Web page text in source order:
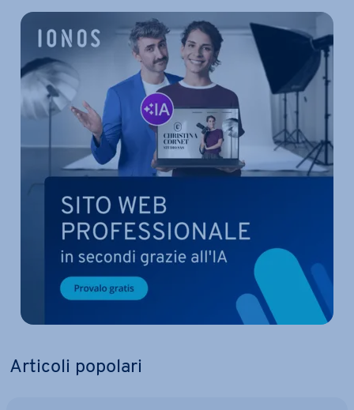
Articoli popolari